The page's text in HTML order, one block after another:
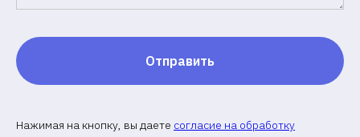
Отправить
Нажимая на кнопку, вы даете согласие на обработку